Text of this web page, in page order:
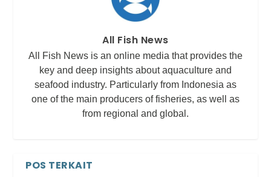
All Fish News
All Fish News is an online media that provides the
key and deep insights about aquaculture and
seafood industry. Particularly from Indonesia as
one of the main producers of fisheries, as well as
from regional and global.
POS TERKAIT